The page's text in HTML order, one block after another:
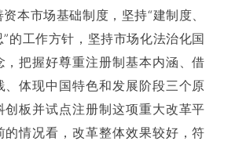
本市场基础制度，坚持“建制度、
的工作方针，坚持市场化法治化国
，把握好尊重注册制基本内涵、借
、体现中国特色和发展阶段三个原
创板并试点注册制这项重大改革平
的情况看，改革整体效果较好，符